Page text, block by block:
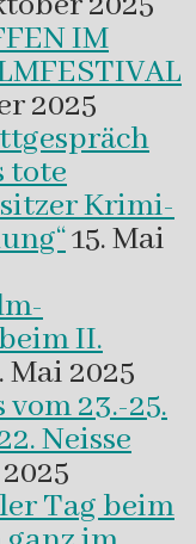
IM
2025
tote
Krimi-
15. Mai
II.
Mai 2025
23.-25.
Neisse
Tag beim